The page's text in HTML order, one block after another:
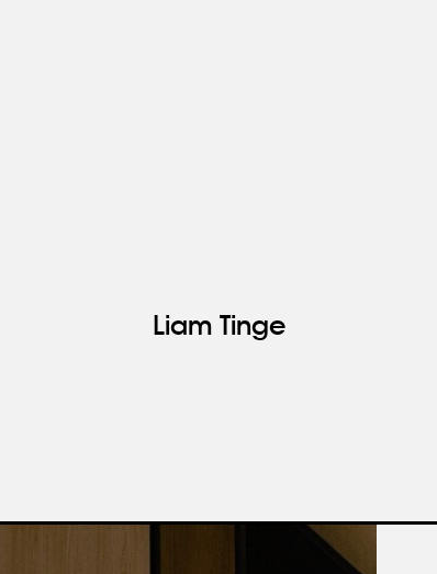
Liam Tinge